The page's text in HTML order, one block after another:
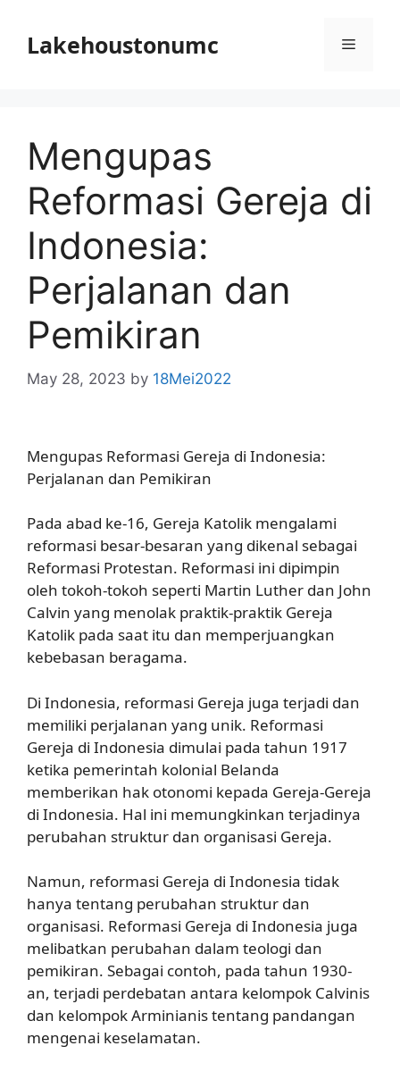
contentLakehoustonumc Menu
Mengupas
Reformasi Gereja di
Indonesia:
Perjalanan dan
Pemikiran
May 28, 2023 by 18Mei2022
Mengupas Reformasi Gereja di Indonesia:
Perjalanan dan Pemikiran
Pada abad ke-16, Gereja Katolik mengalami
reformasi besar-besaran yang dikenal sebagai
Reformasi Protestan. Reformasi ini dipimpin
oleh tokoh-tokoh seperti Martin Luther dan John
Calvin yang menolak praktik-praktik Gereja
Katolik pada saat itu dan memperjuangkan
kebebasan beragama.
Di Indonesia, reformasi Gereja juga terjadi dan
memiliki perjalanan yang unik. Reformasi
Gereja di Indonesia dimulai pada tahun 1917
ketika pemerintah kolonial Belanda
memberikan hak otonomi kepada Gereja-Gereja
di Indonesia. Hal ini memungkinkan terjadinya
perubahan struktur dan organisasi Gereja.
Namun, reformasi Gereja di Indonesia tidak
hanya tentang perubahan struktur dan
organisasi. Reformasi Gereja di Indonesia juga
melibatkan perubahan dalam teologi dan
pemikiran. Sebagai contoh, pada tahun 1930-
an, terjadi perdebatan antara kelompok Calvinis
dan kelompok Arminianis tentang pandangan
mengenai keselamatan.